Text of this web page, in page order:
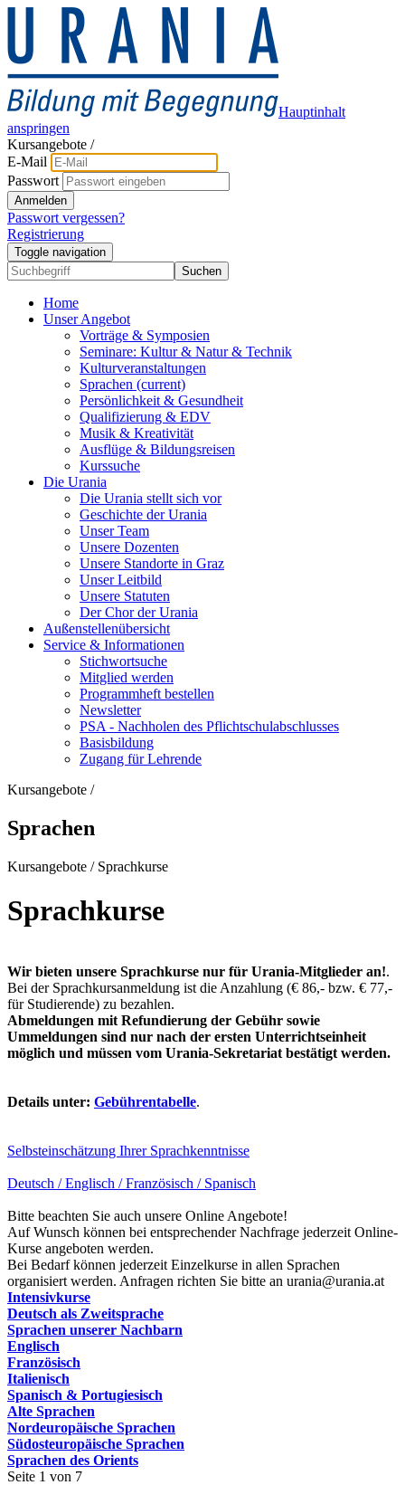
Hauptinhalt
anspringen
Kursangebote /
E-Mail
Passwort
Anmelden
Passwort vergessen?
Registrierung
Toggle navigation
Suchen
Home
Unser Angebot
Vorträge & Symposien
Seminare: Kultur & Natur & Technik
Kulturveranstaltungen
Sprachen (current)
Persönlichkeit & Gesundheit
Qualifizierung & EDV
Musik & Kreativität
Ausflüge & Bildungsreisen
Kurssuche
Die Urania
Die Urania stellt sich vor
Geschichte der Urania
Unser Team
Unsere Dozenten
Unsere Standorte in Graz
Unser Leitbild
Unsere Statuten
Der Chor der Urania
Außenstellenübersicht
Service & Informationen
Stichwortsuche
Mitglied werden
Programmheft bestellen
Newsletter
PSA - Nachholen des Pflichtschulabschlusses
Basisbildung
Zugang für Lehrende
Kursangebote /
Sprachen
Kursangebote / Sprachkurse
Sprachkurse
Wir bieten unsere Sprachkurse nur für Urania-Mitglieder an!.
Bei der Sprachkursanmeldung ist die Anzahlung (€ 86,- bzw. € 77,-
für Studierende) zu bezahlen.
Abmeldungen mit Refundierung der Gebühr sowie
Ummeldungen sind nur nach der ersten Unterrichtseinheit
möglich und müssen vom Urania-Sekretariat bestätigt werden.
Details unter: Gebührentabelle.
Selbsteinschätzung Ihrer Sprachkenntnisse
Deutsch / Englisch / Französisch / Spanisch
Bitte beachten Sie auch unsere Online Angebote!
Auf Wunsch können bei entsprechender Nachfrage jederzeit Online-
Kurse angeboten werden.
Bei Bedarf können jederzeit Einzelkurse in allen Sprachen
organisiert werden. Anfragen richten Sie bitte an urania@urania.at
Intensivkurse
Deutsch als Zweitsprache
Sprachen unserer Nachbarn
Englisch
Französisch
Italienisch
Spanisch & Portugiesisch
Alte Sprachen
Nordeuropäische Sprachen
Südosteuropäische Sprachen
Sprachen des Orients
Seite 1 von 7